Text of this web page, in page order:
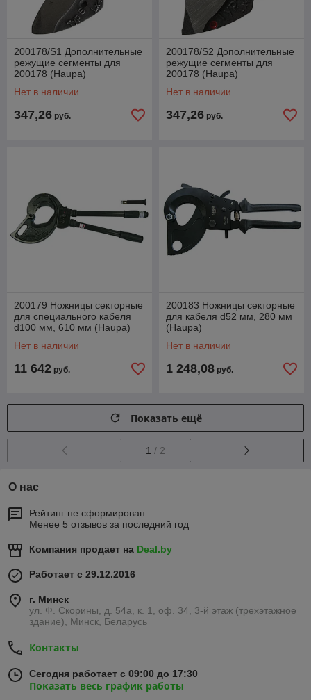
200178/S1 Дополнительные
режущие сегменты для
200178 (Haupa)
Нет в наличии
347,26 руб.
200178/S2 Дополнительные
режущие сегменты для
200178 (Haupa)
Нет в наличии
347,26 руб.
200179 Ножницы секторные
для специального кабеля
d100 мм, 610 мм (Haupa)
Нет в наличии
11 642 руб.
200183 Ножницы секторные
для кабеля d52 мм, 280 мм
(Haupa)
Нет в наличии
1 248,08 руб.
Показать ещё
1 / 2
О нас
Рейтинг не сформирован
Менее 5 отзывов за последний год
Компания продает на Deal.by
Работает с 29.12.2016
г. Минск
ул. Ф. Скорины, д. 54а, к. 1, оф. 34, 3-й этаж (трехэтажное
здание), Минск, Беларусь
Контакты
Сегодня работает с 09:00 до 17:30
Показать весь график работы